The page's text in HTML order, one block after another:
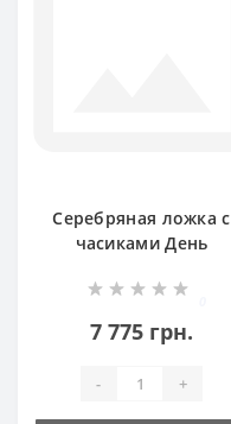
Серебряная ложка с
часиками День
7 775 грн.
- +